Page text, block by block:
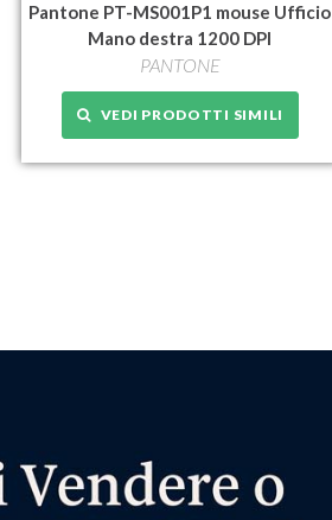
Pantone PT-MS001P1 mouse Ufficio
Mano destra 1200 DPI
PANTONE
VEDI PRODOTTI SIMILI